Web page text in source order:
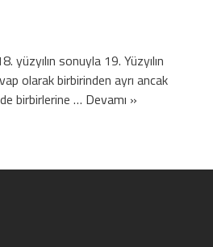
yüzyılın sonuyla 19. Yüzyılın
olarak birbirinden ayrı ancak
birbirlerine … Devamı »